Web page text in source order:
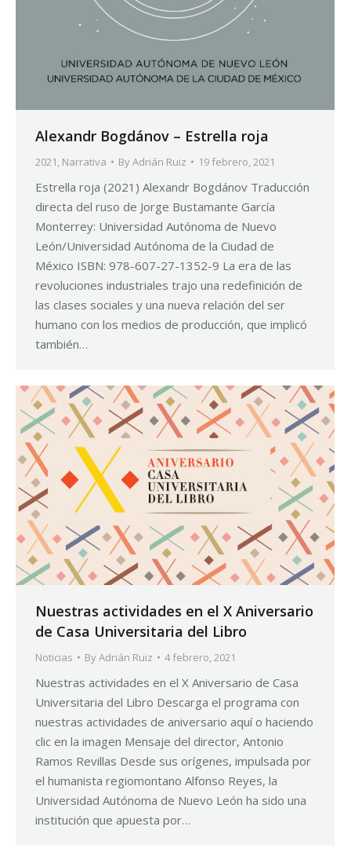
Alexandr Bogdánov – Estrella roja
2021, Narrativa ByAdrián Ruiz 19 febrero, 2021
Estrella roja (2021) Alexandr Bogdánov Traducción
directa del ruso de Jorge Bustamante García
Monterrey: Universidad Autónoma de Nuevo
León/Universidad Autónoma de la Ciudad de
México ISBN: 978-607-27-1352-9 La era de las
revoluciones industriales trajo una redefinición de
las clases sociales y una nueva relación del ser
humano con los medios de producción, que implicó
también…
Nuestras actividades en el X Aniversario
de Casa Universitaria del Libro
Noticias ByAdrián Ruiz 4 febrero, 2021
Nuestras actividades en el X Aniversario de Casa
Universitaria del Libro Descarga el programa con
nuestras actividades de aniversario aquí o haciendo
clic en la imagen Mensaje del director, Antonio
Ramos Revillas Desde sus orígenes, impulsada por
el humanista regiomontano Alfonso Reyes, la
Universidad Autónoma de Nuevo León ha sido una
institución que apuesta por…